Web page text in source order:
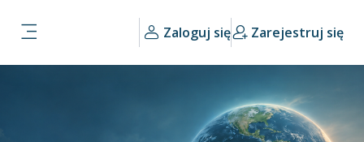
Zaloguj się Zarejestruj się